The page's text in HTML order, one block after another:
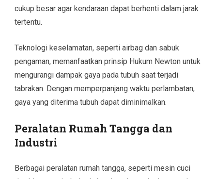
cukup besar agar kendaraan dapat berhenti dalam jarak
tertentu.
Teknologi keselamatan, seperti airbag dan sabuk
pengaman, memanfaatkan prinsip Hukum Newton untuk
mengurangi dampak gaya pada tubuh saat terjadi
tabrakan. Dengan memperpanjang waktu perlambatan,
gaya yang diterima tubuh dapat diminimalkan.
Peralatan Rumah Tangga dan
Industri
Berbagai peralatan rumah tangga, seperti mesin cuci